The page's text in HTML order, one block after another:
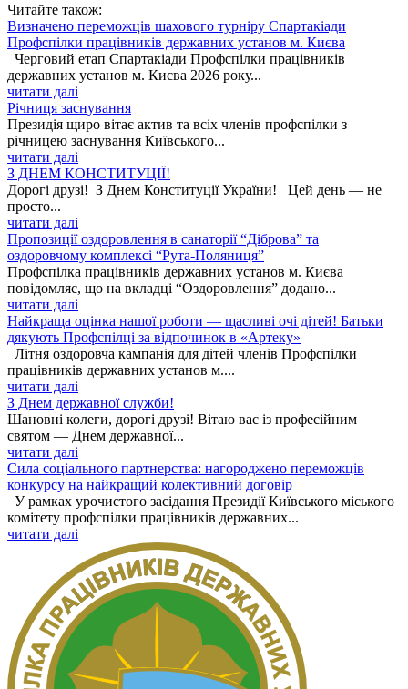
Читайте також:
Визначено переможців шахового турніру Спартакіади
Профспілки працівників державних установ м. Києва
Черговий етап Спартакіади Профспілки працівників
державних установ м. Києва 2026 року...
читати далі
Річниця заснування
Президія щиро вітає актив та всіх членів профспілки з
річницею заснування Київського...
читати далі
З ДНЕМ КОНСТИТУЦІЇ!
Дорогі друзі! З Днем Конституції України! Цей день — не
просто...
читати далі
Пропозиції оздоровлення в санаторії “Діброва” та
оздоровчому комплексі “Рута-Поляниця”
Профспілка працівників державних установ м. Києва
повідомляє, що на вкладці “Оздоровлення” додано...
читати далі
Найкраща оцінка нашої роботи — щасливі очі дітей! Батьки
дякують Профспілці за відпочинок в «Артеку»
Літня оздоровча кампанія для дітей членів Профспілки
працівників державних установ м....
читати далі
З Днем державної служби!
Шановні колеги, дорогі друзі! Вітаю вас із професійним
святом — Днем державної...
читати далі
Сила соціального партнерства: нагороджено переможців
конкурсу на найкращий колективний договір
У рамках урочистого засідання Президії Київського міського
комітету профспілки працівників державних...
читати далі